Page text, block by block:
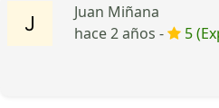
Juan Miñana
hace 2 años -
5